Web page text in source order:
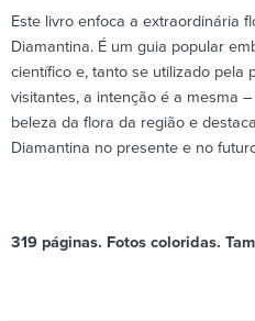
Este livro enfoca a extraordinária
Diamantina. É um guia popular
científico e, tanto se utilizado pela
visitantes, a intenção é a mesma
beleza da flora da região e
Diamantina no presente e no
319 páginas. Fotos coloridas.